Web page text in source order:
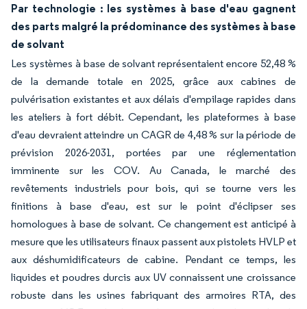
Par technologie : les systèmes à base d'eau gagnent
des parts malgré la prédominance des systèmes à base
de solvant
Les systèmes à base de solvant représentaient encore 52,48 %
de la demande totale en 2025, grâce aux cabines de
pulvérisation existantes et aux délais d'empilage rapides dans
les ateliers à fort débit. Cependant, les plateformes à base
d'eau devraient atteindre un CAGR de 4,48 % sur la période de
prévision 2026-2031, portées par une réglementation
imminente sur les COV. Au Canada, le marché des
revêtements industriels pour bois, qui se tourne vers les
finitions à base d'eau, est sur le point d'éclipser ses
homologues à base de solvant. Ce changement est anticipé à
mesure que les utilisateurs finaux passent aux pistolets HVLP et
aux déshumidificateurs de cabine. Pendant ce temps, les
liquides et poudres durcis aux UV connaissent une croissance
robuste dans les usines fabriquant des armoires RTA, des